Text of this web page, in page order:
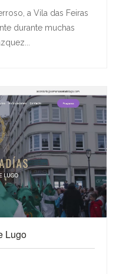
a Vila das Feiras
durante muchas
Lugo